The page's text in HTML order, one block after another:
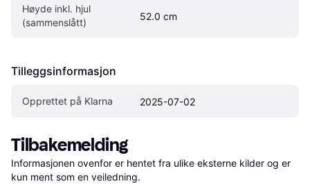
Høyde inkl. hjul
(sammenslått)
52.0 cm
Tilleggsinformasjon
Opprettet på Klarna 2025-07-02
Tilbakemelding
Informasjonen ovenfor er hentet fra ulike eksterne kilder og er
kun ment som en veiledning.